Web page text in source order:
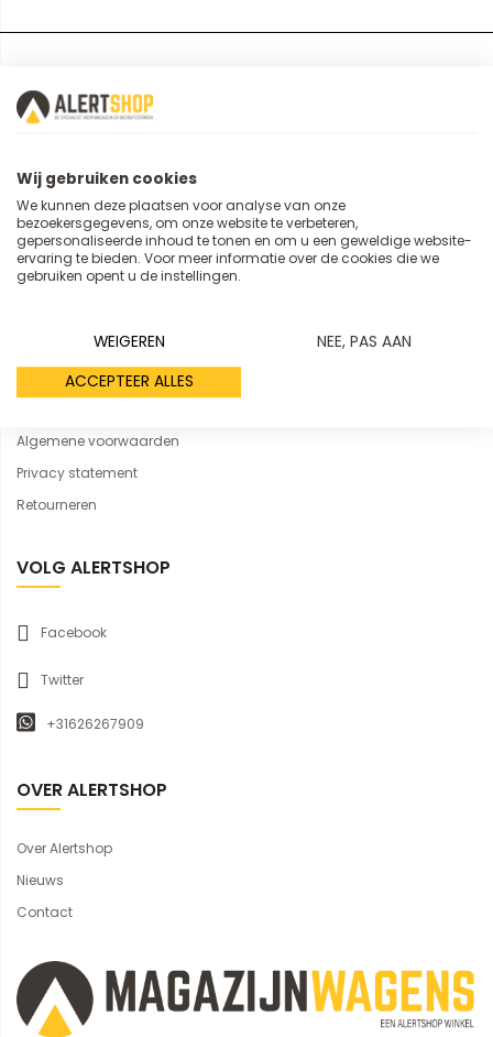
KLANTENSERVICE
Klachtenprocedure
Hoe kan ik bestellen?
Herroepingsrecht
Veelgestelde vragen
JURIDISCH
Algemene voorwaarden
Privacy statement
Retourneren
VOLG ALERTSHOP
Facebook
Twitter
+31626267909
OVER ALERTSHOP
Over Alertshop
Nieuws
Contact
Wij gebruiken cookies
We kunnen deze plaatsen voor analyse van onze
bezoekersgegevens, om onze website te verbeteren,
gepersonaliseerde inhoud te tonen en om u een geweldige website-
ervaring te bieden. Voor meer informatie over de cookies die we
gebruiken opent u de instellingen.
WEIGEREN
NEE, PAS AAN
ACCEPTEER ALLES